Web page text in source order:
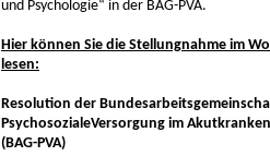
und Psychologie“ in der BAG-PVA.
Hier können Sie die Stellungnahme im
lesen:
Resolution der
PsychosozialeVersorgung im
(BAG-PVA)